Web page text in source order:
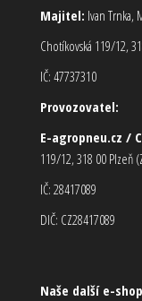
Majitel: Ivan Trnka,
Chotíkovská 119/12,
IČ: 47737310
Provozovatel:
E-agropneu.cz /
119/12, 318 00 Plzeň
IČ: 28417089
DIČ: CZ28417089
Naše další e-